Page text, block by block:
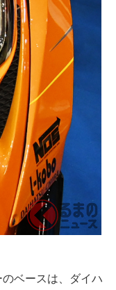
ベースは、ダイハ